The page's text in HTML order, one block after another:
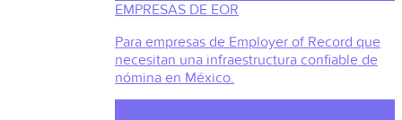
EMPRESAS DE EOR
Para empresas de Employer of Record que
necesitan una infraestructura confiable de
nómina en México.